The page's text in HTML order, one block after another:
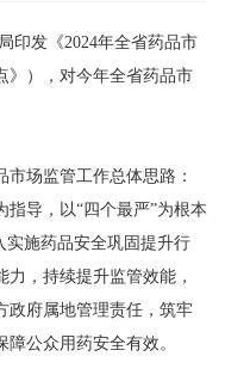
发《2024年全省药品市
》），对今年全省药品市
场监管工作总体思路：
导，以“四个最严”为根本
实施药品安全巩固提升行
，持续提升监管效能，
政府属地管理责任，筑牢
公众用药安全有效。